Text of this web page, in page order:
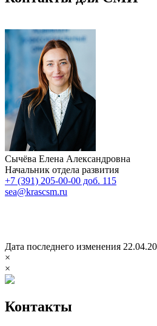
Сычёва Елена Александровна
Начальник отдела развития
+7 (391) 205-00-00 доб. 115
sea@krascsm.ru
Дата последнего изменения
×
×
Контакты